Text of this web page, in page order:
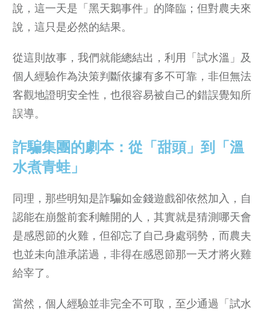
說，這一天是「黑天鵝事件」的降臨；但對農夫來
說，這只是必然的結果。
從這則故事，我們就能總結出，利用「試水溫」及
個人經驗作為決策判斷依據有多不可靠，非但無法
客觀地證明安全性，也很容易被自己的錯誤覺知所
誤導。
詐騙集團的劇本：從「甜頭」到「溫
水煮青蛙」
同理，那些明知是詐騙如金錢遊戲卻依然加入，自
認能在崩盤前套利離開的人，其實就是猜測哪天會
是感恩節的火雞，但卻忘了自己身處弱勢，而農夫
也並未向誰承諾過，非得在感恩節那一天才將火雞
給宰了。
當然，個人經驗並非完全不可取，至少通過「試水